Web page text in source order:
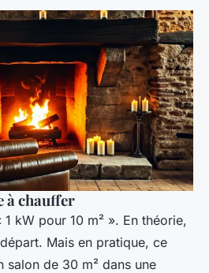
à chauffer
kW pour 10 m² ». En théorie,
Mais en pratique, ce
salon de 30 m² dans une